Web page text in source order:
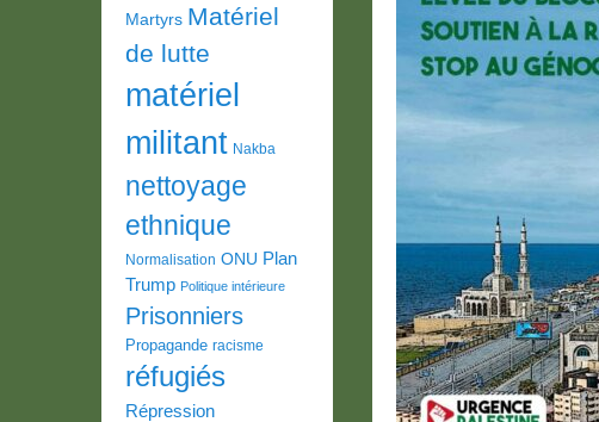
Martyrs Matériel
de lutte
matériel
militant Nakba
nettoyage
ethnique
Normalisation ONU Plan
Trump Politique intérieure
Prisonniers
Propagande racisme
réfugiés
Répression